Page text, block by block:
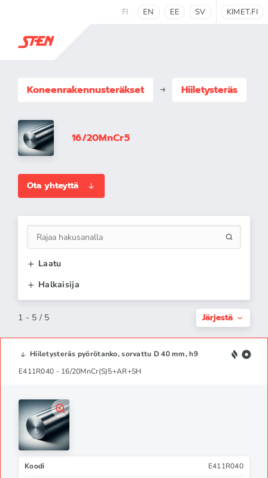
FI EN EE SV KIMET.FI
Koneenrakennus­teräkset Hiiletysteräs
16/20MnCr5
Ota yhteyttä
Laatu
Halkaisija
1 - 5 / 5 Järjestä
Hiiletysteräs pyörötanko, sorvattu D 40 mm, h9
E411R040 - 16/20MnCr(S)5+AR+SH
Koodi E411R040